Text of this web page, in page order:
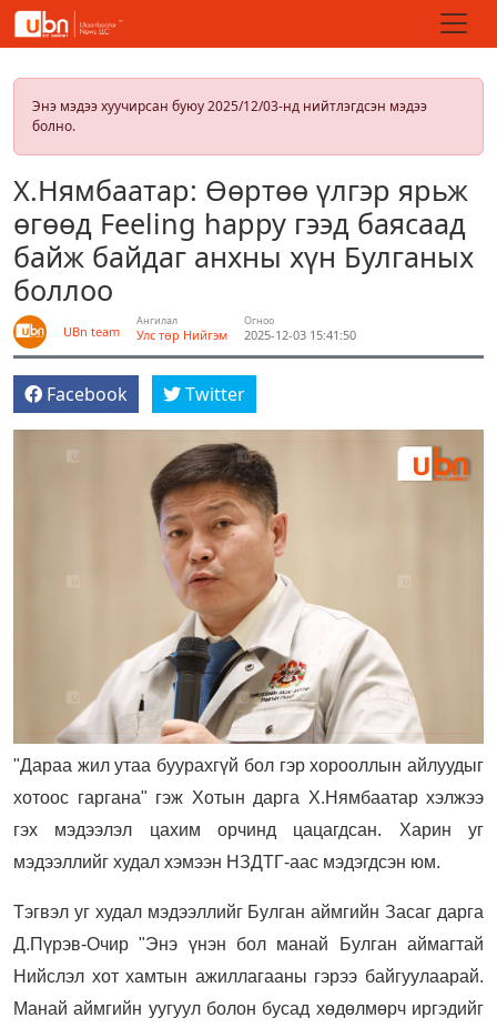
Энэ мэдээ хуучирсан буюу 2025/12/03-нд нийтлэгдсэн мэдээ
болно.
Х.Нямбаатар: Өөртөө үлгэр ярьж
өгөөд Feeling happy гээд баясаад
байж байдаг анхны хүн Булганых
боллоо
UBn team
Ангилал
Улс төр Нийгэм
Огноо
2025-12-03 15:41:50
Facebook Twitter
"Дараа жил утаа буурахгүй бол гэр хорооллын айлуудыг
хотоос гаргана" гэж Хотын дарга Х.Нямбаатар хэлжээ
гэх мэдээлэл цахим орчинд цацагдсан. Харин уг
мэдээллийг худал хэмээн НЗДТГ-аас мэдэгдсэн юм.
Тэгвэл уг худал мэдээллийг Булган аймгийн Засаг дарга
Д.Пүрэв-Очир "Энэ үнэн бол манай Булган аймагтай
Нийслэл хот хамтын ажиллагааны гэрээ байгуулаарай.
Манай аймгийн уугуул болон бусад хөдөлмөрч иргэдийг